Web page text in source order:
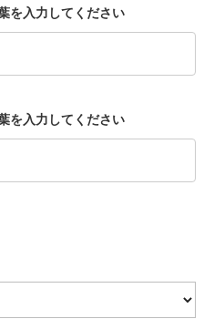
を入力してください
を入力してください